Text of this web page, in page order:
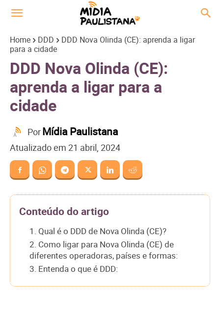
Home DDD
DDD Nova Olinda (CE): aprenda a ligar
para a cidade
DDD Nova Olinda (CE):
aprenda a ligar para a
cidade
PorMídia Paulistana
Atualizado em 21 abril, 2024
Conteúdo do artigo
1. Qual é o DDD de Nova Olinda (CE)?
2. Como ligar para Nova Olinda (CE) de
diferentes operadoras, países e formas:
3. Entenda o que é DDD: